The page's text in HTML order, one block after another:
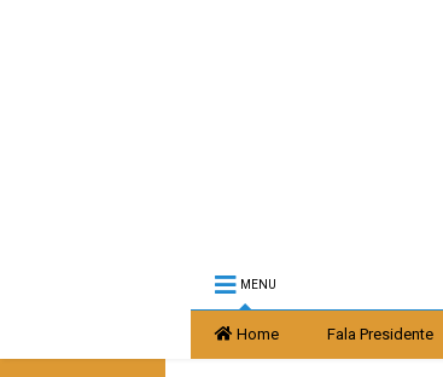
MENU
Home Fala Presidente